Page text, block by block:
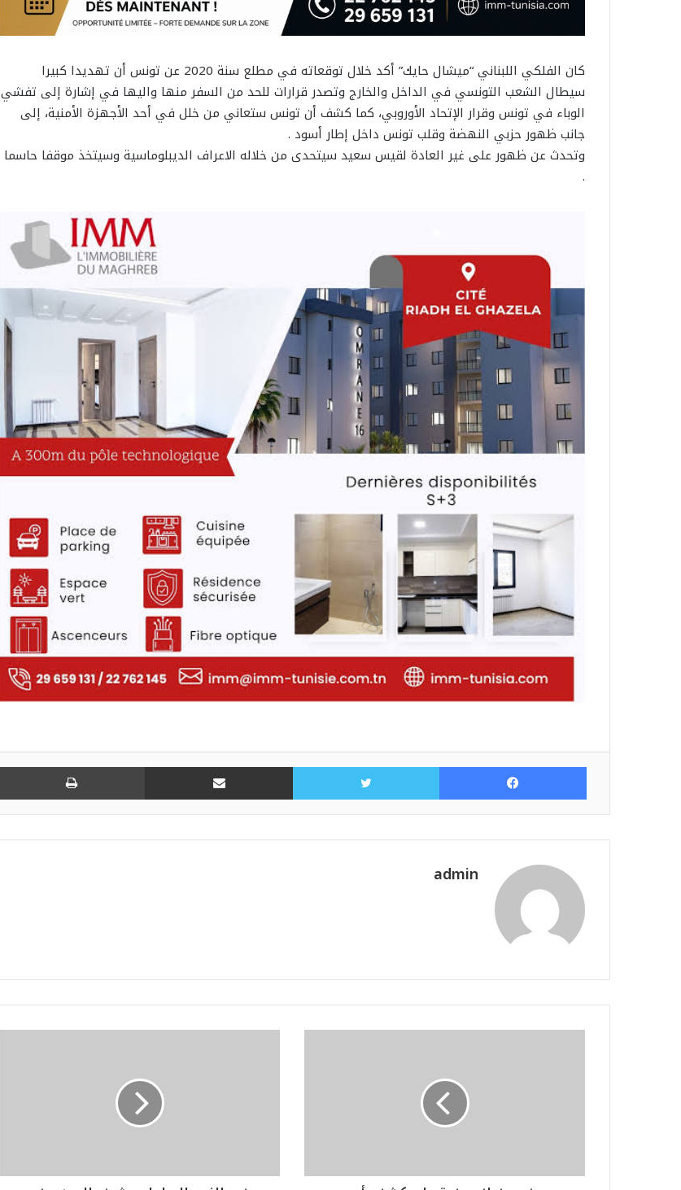
كان الفلكي اللبناني “ميشال حايك” أكد خلال توقعاته في مطلع سنة 2020 عن تونس أن تهديدا كبيرا
سيطال الشعب التونسي في الداخل والخارج وتصدر قرارات للحد من السفر منها واليها في إشارة إلى تفشي
الوباء في تونس وقرار الإتحاد الأوروبي، كما كشف أن تونس ستعاني من خلل في أحد الأجهزة الأمنية، إلى
جانب ظهور حزبي النهضة وقلب تونس داخل إطار أسود .
وتحدث عن ظهور على غير العادة لقيس سعيد سيتحدى من خلاله الاعراف الديبلوماسية وسيتخذ موقفا حاسما
.
فيسبوك تويتر مشاركة عبر البريد
admin